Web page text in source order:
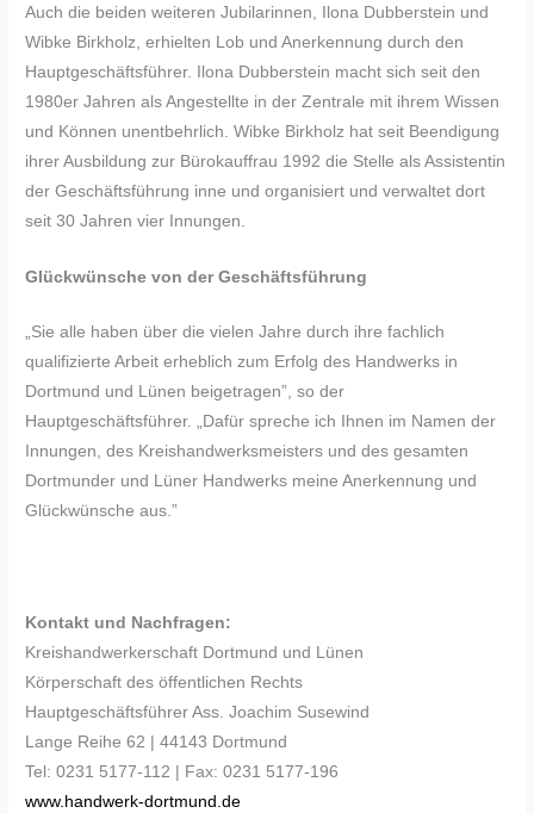
Auch die beiden weiteren Jubilarinnen, Ilona Dubberstein und
Wibke Birkholz, erhielten Lob und Anerkennung durch den
Hauptgeschäftsführer. Ilona Dubberstein macht sich seit den
1980er Jahren als Angestellte in der Zentrale mit ihrem Wissen
und Können unentbehrlich. Wibke Birkholz hat seit Beendigung
ihrer Ausbildung zur Bürokauffrau 1992 die Stelle als Assistentin
der Geschäftsführung inne und organisiert und verwaltet dort
seit 30 Jahren vier Innungen.
Glückwünsche von der Geschäftsführung
„Sie alle haben über die vielen Jahre durch ihre fachlich
qualifizierte Arbeit erheblich zum Erfolg des Handwerks in
Dortmund und Lünen beigetragen”, so der
Hauptgeschäftsführer. „Dafür spreche ich Ihnen im Namen der
Innungen, des Kreishandwerksmeisters und des gesamten
Dortmunder und Lüner Handwerks meine Anerkennung und
Glückwünsche aus.”
Kontakt und Nachfragen:
Kreishandwerkerschaft Dortmund und Lünen
Körperschaft des öffentlichen Rechts
Hauptgeschäftsführer Ass. Joachim Susewind
Lange Reihe 62 | 44143 Dortmund
Tel: 0231 5177-112 | Fax: 0231 5177-196
www.handwerk-dortmund.de